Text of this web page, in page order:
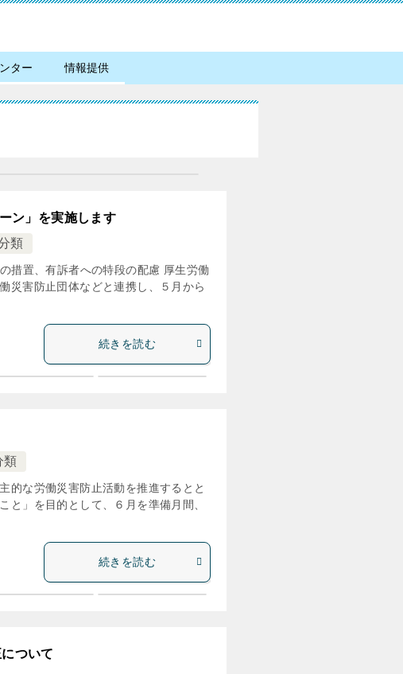
ター 情報提供
ン」を実施します
類
措置、有訴者への特段の配慮 厚生労働
災害防止団体などと連携し、５月から
続きを読む
類
的な労働災害防止活動を推進するとと
と」を目的として、６月を準備月間、
続きを読む
ついて